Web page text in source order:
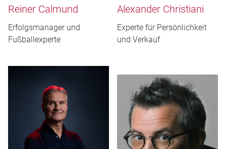
Reiner Calmund
Erfolgsmanager und
Fußballexperte
Alexander Christiani
Experte für Persönlichkeit
und Verkauf